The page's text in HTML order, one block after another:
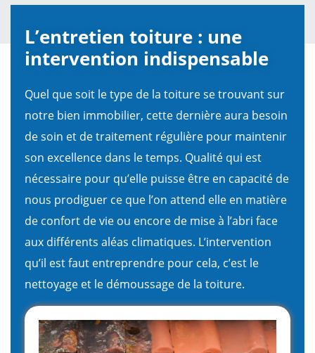
L’entretien toiture : une
intervention indispensable
Quel que soit le type de la toiture se trouvant sur
notre bien immobilier, cette dernière aura besoin
de soin et de traitement régulière pour maintenir
son excellence dans le temps. Qualité qui est
nécessaire pour qu’elle puisse être en capacité de
nous prodiguer ce que l’on attend elle en matière
de confort de vie ou encore de mise à l’abri face
aux différents aléas climatiques. L’intervention
qu’il est faut entreprendre pour cela, c’est le
nettoyage et le démoussage de la toiture.